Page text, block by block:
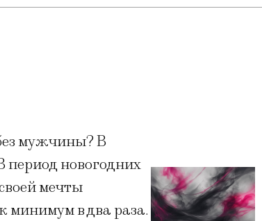
мужчины? В
период новогодних
мечты
минимум в два раза.